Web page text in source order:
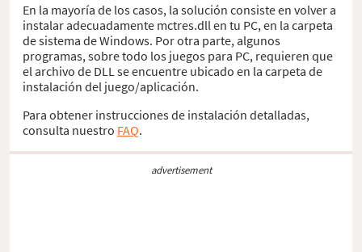
En la mayoría de los casos, la solución consiste en volver a
instalar adecuadamente mctres.dll en tu PC, en la carpeta
de sistema de Windows. Por otra parte, algunos
programas, sobre todo los juegos para PC, requieren que
el archivo de DLL se encuentre ubicado en la carpeta de
instalación del juego/aplicación.
Para obtener instrucciones de instalación detalladas,
consulta nuestro FAQ.
advertisement